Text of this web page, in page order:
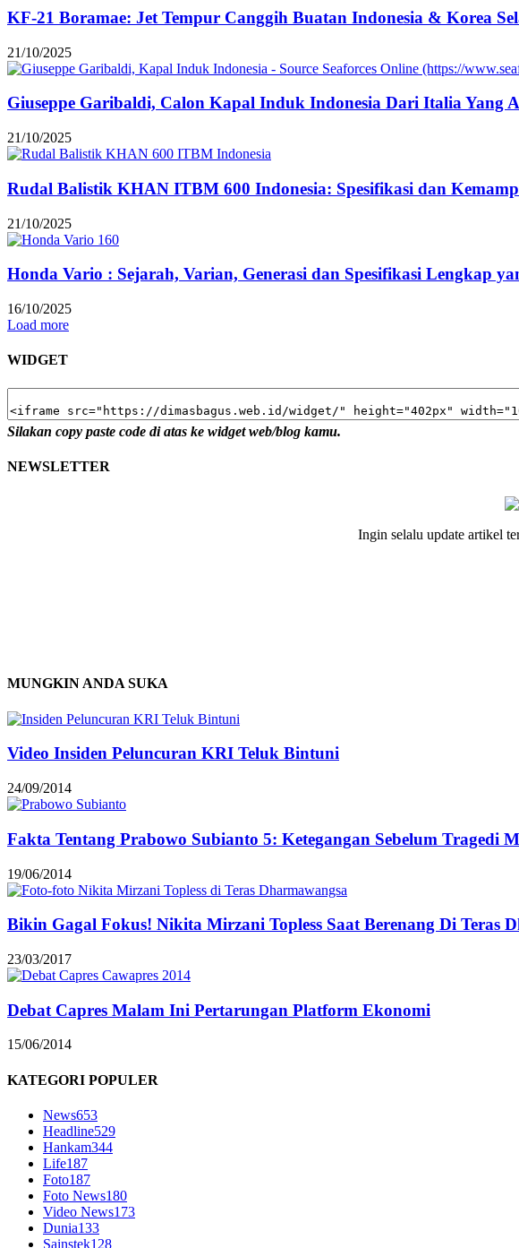
KF-21 Boramae: Jet Tempur Canggih Buatan Indonesia & Korea
21/10/2025
Giuseppe Garibaldi, Calon Kapal Induk Indonesia Dari Italia Yang
21/10/2025
Rudal Balistik KHAN ITBM 600 Indonesia: Spesifikasi dan
21/10/2025
Honda Vario : Sejarah, Varian, Generasi dan Spesifikasi Lengkap
16/10/2025
Load more
WIDGET
Silakan copy paste code di atas ke widget web/blog kamu.
NEWSLETTER
Ingin selalu update artikel
MUNGKIN ANDA SUKA
Video Insiden Peluncuran KRI Teluk Bintuni
24/09/2014
Fakta Tentang Prabowo Subianto 5: Ketegangan Sebelum Tragedi
19/06/2014
Bikin Gagal Fokus! Nikita Mirzani Topless Saat Berenang Di Teras
23/03/2017
Debat Capres Malam Ini Pertarungan Platform Ekonomi
15/06/2014
KATEGORI POPULER
News653
Headline529
Hankam344
Life187
Foto187
Foto News180
Video News173
Dunia133
Sainstek128